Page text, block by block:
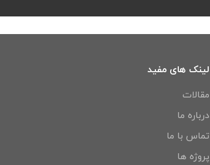
لینک های مفید
مقالات
درباره ما
تماس با ما
پروژه ها